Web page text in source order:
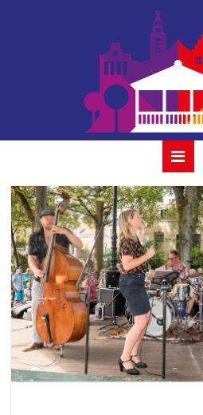
album
&